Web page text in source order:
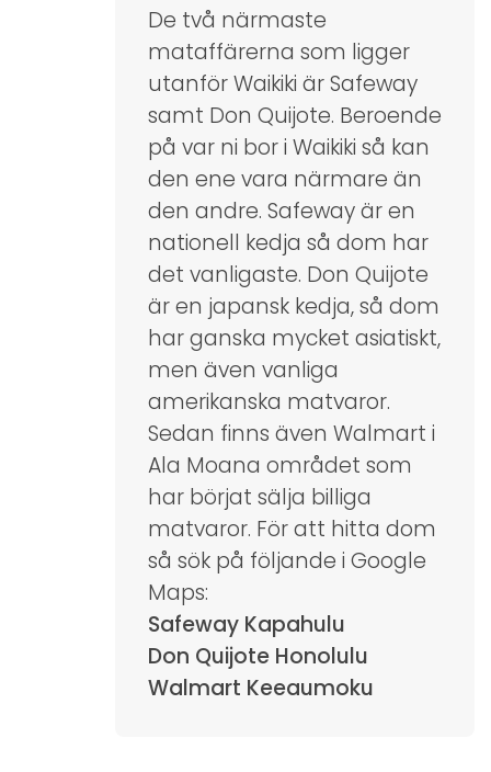
De två närmaste
mataffärerna som ligger
utanför Waikiki är Safeway
samt Don Quijote. Beroende
på var ni bor i Waikiki så kan
den ene vara närmare än
den andre. Safeway är en
nationell kedja så dom har
det vanligaste. Don Quijote
är en japansk kedja, så dom
har ganska mycket asiatiskt,
men även vanliga
amerikanska matvaror.
Sedan finns även Walmart i
Ala Moana området som
har börjat sälja billiga
matvaror. För att hitta dom
så sök på följande i Google
Maps:
Safeway Kapahulu
Don Quijote Honolulu
Walmart Keeaumoku